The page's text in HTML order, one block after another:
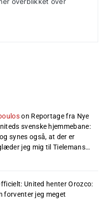
on Reportage fra Nye
svenske hjemmebane:
synes også, at der er
jeg mig til Tielemans…
United henter Orozco:
forventer jeg meget